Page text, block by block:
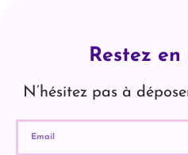
Restez
N’hésitez pas à